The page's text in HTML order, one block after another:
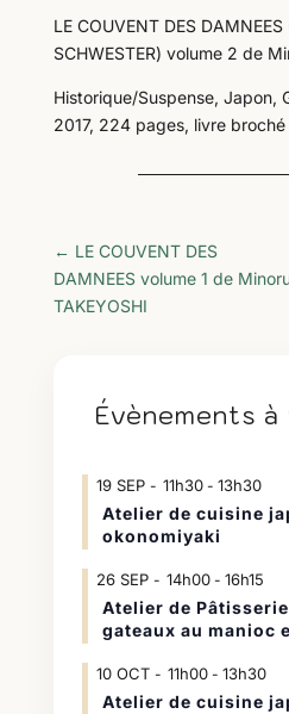
LE COUVENT DES
SCHWESTER) volume 2 de
Historique/Suspense, Japon,
2017, 224 pages, livre
← LE COUVENT DES
DAMNEES volume 1 de
TAKEYOSHI
Évènements à
19 SEP 11h30- 13h30
Atelier de cuisine
okonomiyaki
26 SEP 14h00- 16h15
Atelier de
gateaux au manioc
10 OCT 11h00- 13h30
Atelier de cuisine